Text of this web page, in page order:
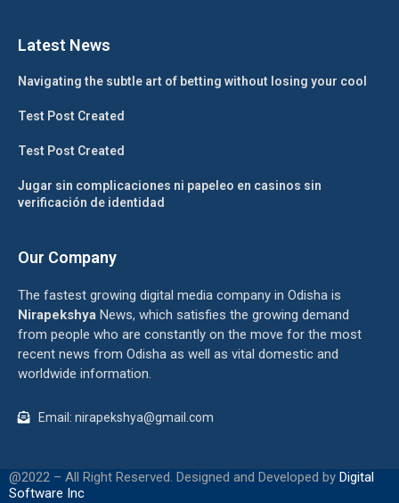
Latest News
Navigating the subtle art of betting without losing your cool
Test Post Created
Test Post Created
Jugar sin complicaciones ni papeleo en casinos sin
verificación de identidad
Our Company
The fastest growing digital media company in Odisha is
Nirapekshya News, which satisfies the growing demand
from people who are constantly on the move for the most
recent news from Odisha as well as vital domestic and
worldwide information.
Email: nirapekshya@gmail.com
@2022 – All Right Reserved. Designed and Developed by Digital
Software Inc